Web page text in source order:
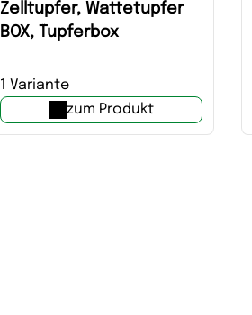
Zelltupfer, Wattetupfer
BOX, Tupferbox
1 Variante
zum Produkt